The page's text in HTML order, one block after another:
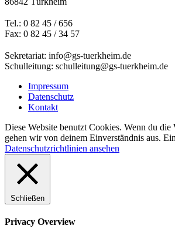
Tel.: 0 82 45 / 656
Fax: 0 82 45 / 34 57
Sekretariat: info@gs-tuerkheim.de
Schulleitung: schulleitung@gs-tuerkheim.de
Impressum
Datenschutz
Kontakt
Diese Website benutzt Cookies. Wenn du die
gehen wir von deinem Einverständnis aus.
Datenschutzrichtlinien ansehen
Schließen
Privacy Overview